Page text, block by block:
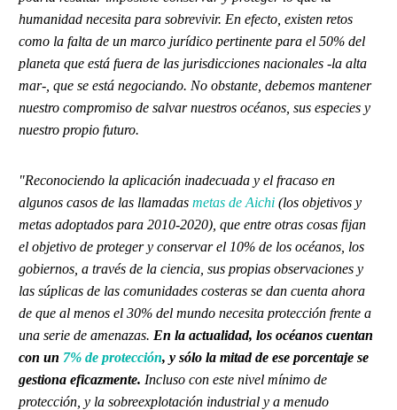
humanidad necesita para sobrevivir. En efecto, existen retos
como la falta de un marco jurídico pertinente para el 50% del
planeta que está fuera de las jurisdicciones nacionales -la alta
mar-, que se está negociando. No obstante, debemos mantener
nuestro compromiso de salvar nuestros océanos, sus especies y
nuestro propio futuro.
"Reconociendo la aplicación inadecuada y el fracaso en
algunos casos de las llamadas metas de Aichi (los objetivos y
metas adoptados para 2010-2020), que entre otras cosas fijan
el objetivo de proteger y conservar el 10% de los océanos, los
gobiernos, a través de la ciencia, sus propias observaciones y
las súplicas de las comunidades costeras se dan cuenta ahora
de que al menos el 30% del mundo necesita protección frente a
una serie de amenazas. En la actualidad, los océanos cuentan
con un 7% de protección, y sólo la mitad de ese porcentaje se
gestiona eficazmente. Incluso con este nivel mínimo de
protección, y la sobreexplotación industrial y a menudo